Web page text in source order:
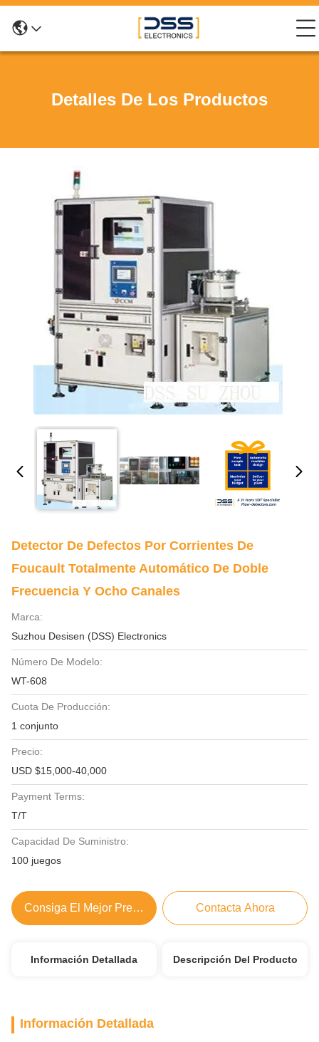
Detalles De Los Productos
Detector De Defectos Por Corrientes De
Foucault Totalmente Automático De Doble
Frecuencia Y Ocho Canales
Marca:
Suzhou Desisen (DSS) Electronics
Número De Modelo:
WT-608
Cuota De Producción:
1 conjunto
Precio:
USD $15,000-40,000
Payment Terms:
T/T
Capacidad De Suministro:
100 juegos
Consiga El Mejor Precio Contacta Ahora
Información Detallada Descripción Del Producto
Información Detallada